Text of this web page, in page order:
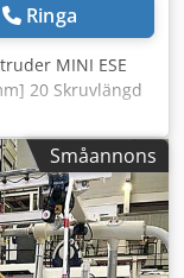
Ringa
MINI ESE
20 Skruvlängd
1 Axialtryck på
350, maximalt
max. 2,5 Växel
Csdpfx Anehx
x 1590 *)
Småannons